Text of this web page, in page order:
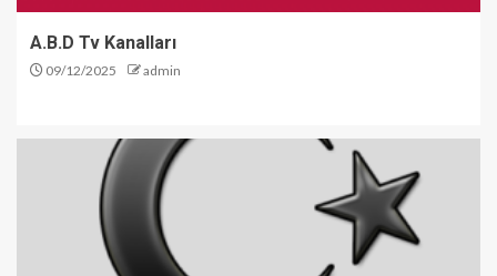
A.B.D Tv Kanalları
09/12/2025 admin